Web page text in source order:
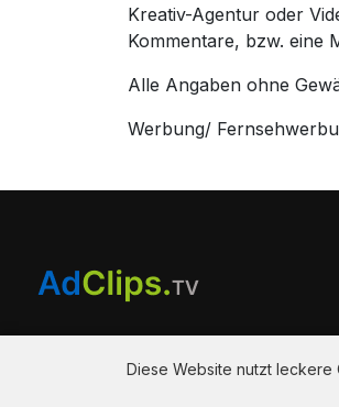
Diese Website nutzt leckere
Kreativ-Agentur oder
Kommentare, bzw. eine
Alle Angaben ohne
Werbung/
Am Hausacker 7 , 85461
info@adclips.tv